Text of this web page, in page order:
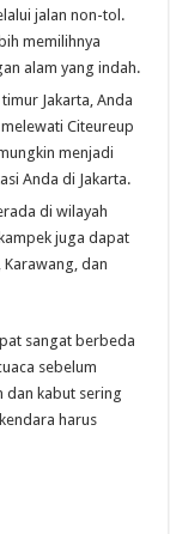
jalan non-tol.
memilihnya
alam yang indah.
Jakarta, Anda
Citeureup
menjadi
Anda di Jakarta.
di wilayah
juga dapat
dan
sangat berbeda
sebelum
dan kabut sering
harus